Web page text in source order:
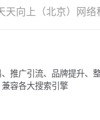
天向上（北京）网络
推广引流、品牌提升、
容各大搜索引擎